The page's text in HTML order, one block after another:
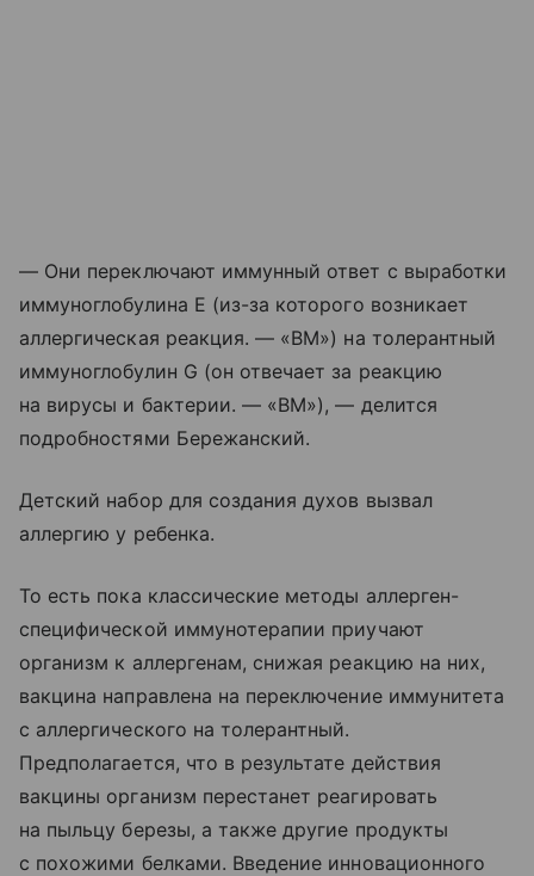
— Они переключают иммунный ответ с выработки
иммуноглобулина Е (из-за которого возникает
аллергическая реакция. — «ВМ») на толерантный
иммуноглобулин G (он отвечает за реакцию
на вирусы и бактерии. — «ВМ»), — делится
подробностями Бережанский.
Детский набор для создания духов вызвал
аллергию у ребенка.
То есть пока классические методы аллерген-
специфической иммунотерапии приучают
организм к аллергенам, снижая реакцию на них,
вакцина направлена на переключение иммунитета
с аллергического на толерантный.
Предполагается, что в результате действия
вакцины организм перестанет реагировать
на пыльцу березы, а также другие продукты
с похожими белками. Введение инновационного